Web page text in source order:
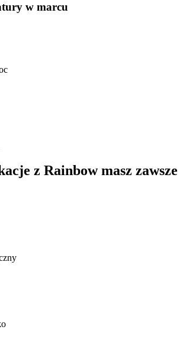
w marcu
z Rainbow masz zawsze